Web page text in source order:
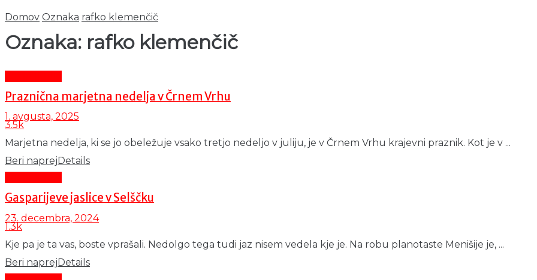
Domov Oznaka rafko klemenčič
Oznaka: rafko klemenčič
Praznična marjetna nedelja v Črnem Vrhu
1. avgusta, 2025
3.5k
Marjetna nedelja, ki se jo obeležuje vsako tretjo nedeljo v juliju, je v Črnem Vrhu krajevni praznik. Kot je v ...
Beri naprej Details
Gasparijeve jaslice v Selščku
23. decembra, 2024
1.3k
Kje pa je ta vas, boste vprašali. Nedolgo tega tudi jaz nisem vedela kje je. Na robu planotaste Menišije je, ...
Beri naprejDetails